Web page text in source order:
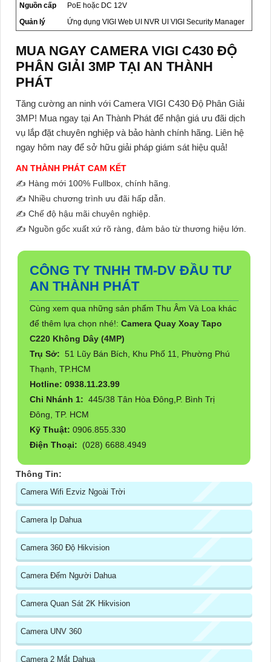
Nguồn cấp
PoE hoặc DC 12V
Quản lý
Ứng dụng VIGI Web UI NVR UI VIGI Security Manager
MUA NGAY CAMERA VIGI C430 ĐỘ
PHÂN GIẢI 3MP TẠI AN THÀNH
PHÁT
Tăng cường an ninh với Camera VIGI C430 Độ Phân Giải
3MP! Mua ngay tại An Thành Phát để nhận giá ưu đãi dịch
vụ lắp đặt chuyên nghiệp và bảo hành chính hãng. Liên hệ
ngay hôm nay để sở hữu giải pháp giám sát hiệu quả!
AN THÀNH PHÁT CAM KẾT
✍️ Hàng mới 100% Fullbox, chính hãng.
✍️ Nhiều chương trình ưu đãi hấp dẫn.
✍️ Chế độ hậu mãi chuyên nghiệp.
✍️ Nguồn gốc xuất xứ rõ ràng, đảm bảo từ thương hiệu lớn.
CÔNG TY TNHH TM-DV ĐẦU TƯ
AN THÀNH PHÁT
Cùng xem qua những sản phẩm Thu Âm Và Loa khác
để thêm lựa chọn nhé!: Camera Quay Xoay Tapo
C220 Không Dây (4MP)
Trụ Sở: 51 Lũy Bán Bích, Khu Phố 11, Phường Phú
Thạnh, TP.HCM
Hotline: 0938.11.23.99
Chi Nhánh 1: 445/38 Tân Hòa Đông,P. Bình Trị
Đông, TP. HCM
Kỹ Thuật: 0906.855.330
Điện Thoại:
(028) 6688.4949
Thông Tin:
Camera Wifi Ezviz Ngoài Trời
Camera Ip Dahua
Camera 360 Độ Hikvision
Camera Đếm Người Dahua
Camera Quan Sát 2K Hikvision
Camera UNV 360
Camera 2 Mắt Dahua